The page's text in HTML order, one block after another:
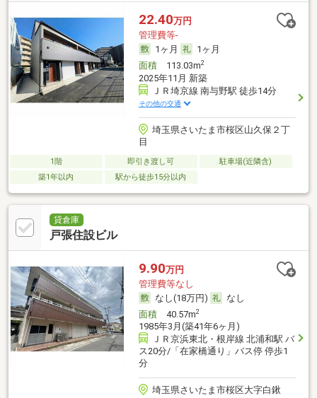
22.40万円
管理費等-
1ヶ月
1ヶ月
面積113.03m2
2025年11月 新築
ＪＲ埼京線 南与野駅 徒歩14分
その他の交通
埼玉県さいたま市桜区山久保２丁
目
1階 即引き渡し可
駐車場(近隣含)
築1年以内
駅から徒歩15分以内
貸倉庫
戸張住設ビル
9.90万円
管理費等なし
なし(18万円)
なし
面積40.57m2
1985年3月(築41年6ヶ月)
ＪＲ京浜東北・根岸線 北浦和駅 バ
ス20分/「在家橋通り」バス停 停歩1
分
埼玉県さいたま市桜区大字白鍬